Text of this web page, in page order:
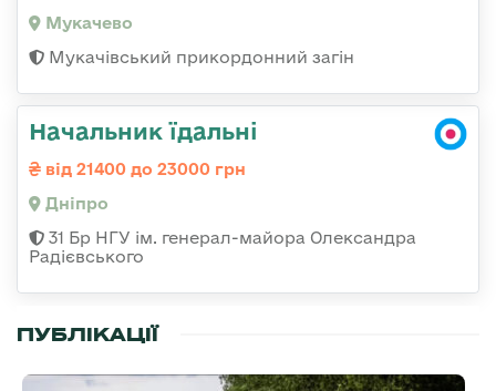
Мукачево
Мукачівський прикордонний загін
Начальник їдальні
від 21400 до 23000 грн
Дніпро
31 Бр НГУ ім. генерал-майора Олександра
Радієвського
ПУБЛІКАЦІЇ